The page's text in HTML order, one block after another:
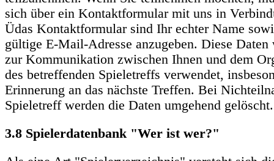
sich über ein Kontaktformular mit uns in
Üdas Kontaktformular sind Ihr echter Name
gültige E-Mail-Adresse anzugeben. Diese Daten
zur Kommunikation zwischen Ihnen und dem
des betreffenden Spieletreffs verwendet,
Erinnerung an das nächste Treffen. Bei
Spieletreff werden die Daten umgehend gelöscht.
3.8 Spielerdatenbank "Wer ist wer?"